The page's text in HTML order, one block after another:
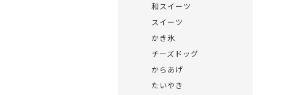
和スイーツ
スイーツ
かき氷
チーズドッグ
からあげ
たいやき